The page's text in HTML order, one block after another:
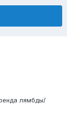
лямбды/